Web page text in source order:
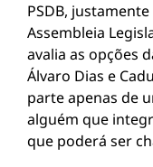
PSDB,
Assembleia
avalia as opções
Álvaro Dias e
parte apenas de
alguém que
que poderá ser